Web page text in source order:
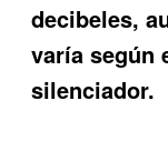
decibeles,
varía según
silenciador.